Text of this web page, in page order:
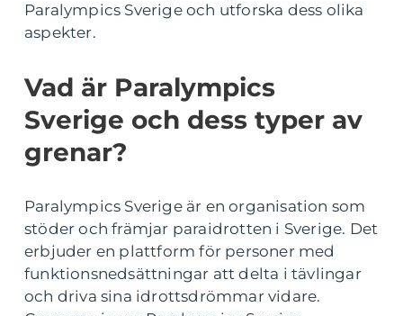
Paralympics Sverige och utforska dess olika
aspekter.
Vad är Paralympics
Sverige och dess typer av
grenar?
Paralympics Sverige är en organisation som
stöder och främjar paraidrotten i Sverige. Det
erbjuder en plattform för personer med
funktionsnedsättningar att delta i tävlingar
och driva sina idrottsdrömmar vidare.